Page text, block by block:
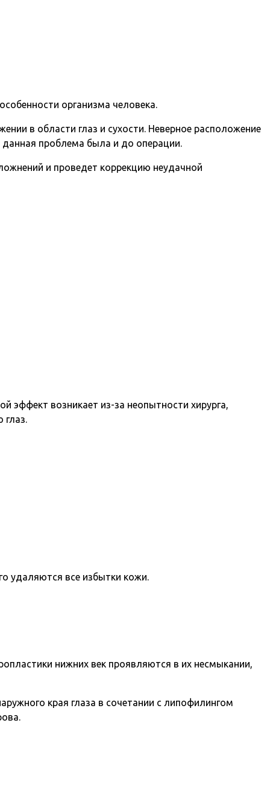
организма человека.
в области глаз и сухости. Неверное расположение
проблема была и до операции.
и проведет коррекцию неудачной
эффект возникает из-за неопытности хирурга,
глаз.
удаляются все избытки кожи.
нижних век проявляются в их несмыкании,
края глаза в сочетании с липофилингом